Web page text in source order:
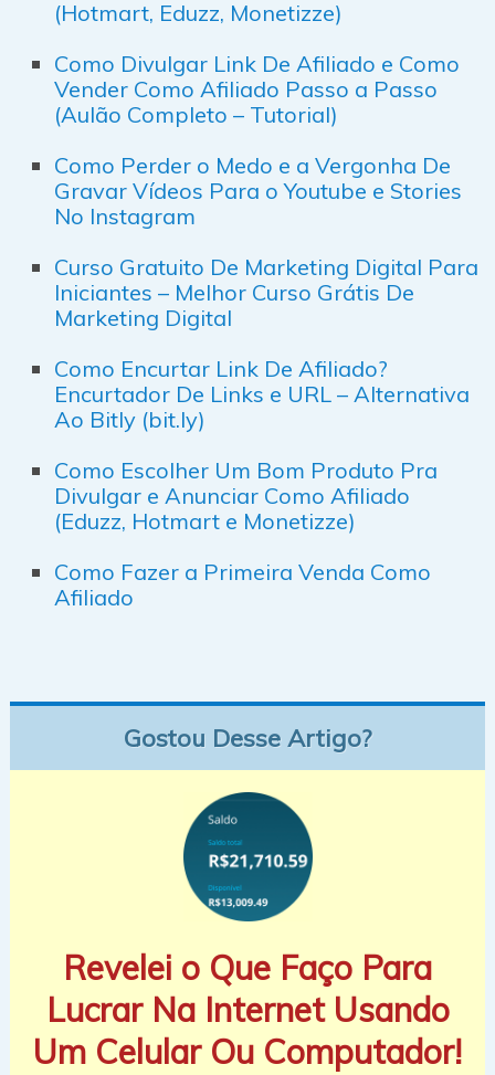
(Hotmart, Eduzz, Monetizze)
Como Divulgar Link De Afiliado e Como
Vender Como Afiliado Passo a Passo
(Aulão Completo – Tutorial)
Como Perder o Medo e a Vergonha De
Gravar Vídeos Para o Youtube e Stories
No Instagram
Curso Gratuito De Marketing Digital Para
Iniciantes – Melhor Curso Grátis De
Marketing Digital
Como Encurtar Link De Afiliado?
Encurtador De Links e URL – Alternativa
Ao Bitly (bit.ly)
Como Escolher Um Bom Produto Pra
Divulgar e Anunciar Como Afiliado
(Eduzz, Hotmart e Monetizze)
Como Fazer a Primeira Venda Como
Afiliado
Gostou Desse Artigo?
Revelei o Que Faço Para
Lucrar Na Internet Usando
Um Celular Ou Computador!